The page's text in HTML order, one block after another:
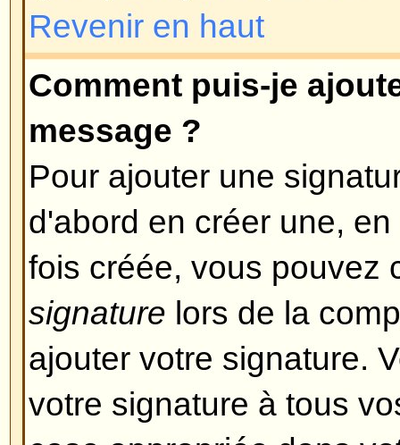
détruire la mise en page ou
Si le HTML est activé, vous
un message en particulier lors
Revenir en haut
Que sont les Smilies ?
Les Smileys, ou Emoticons
sont utilisées pour exprimer
utilisant un petit code, ex: :)
triste. Vous pouvez voir la liste
lors de la composition d'un
pas utiliser abusivement ces
vite rendre un message illisible